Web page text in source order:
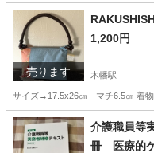
京都 宇治市
売ります
1,200円
木幡駅
サイズ→17.5x26㎝ マチ6.5㎝ 着物
京都 宇治市 木幡駅
介護職員等
冊 医療的